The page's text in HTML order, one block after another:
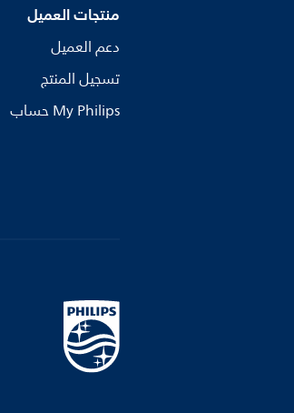
منتجات العميل
دعم العميل
تسجيل المنتج
My Philips حساب